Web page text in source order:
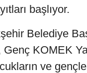
başlıyor.
Belediye
Genç KOMEK
ve